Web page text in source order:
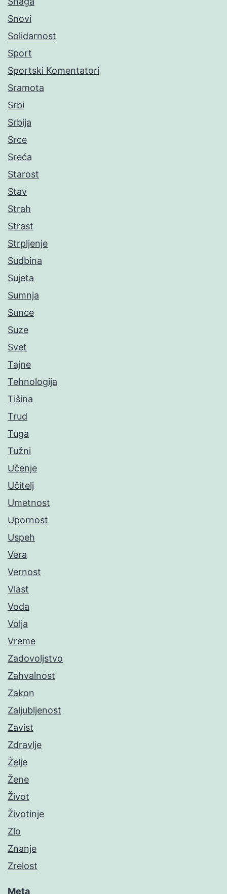
Snovi
Solidarnost
Sport
Sportski Komentatori
Sramota
Srbi
Srbija
Srce
Sreća
Starost
Stav
Strah
Strast
Strpljenje
Sudbina
Sujeta
Sumnja
Sunce
Suze
Svet
Tajne
Tehnologija
Tišina
Trud
Tuga
Tužni
Učenje
Učitelj
Umetnost
Upornost
Uspeh
Vera
Vernost
Vlast
Voda
Volja
Vreme
Zadovoljstvo
Zahvalnost
Zakon
Zaljubljenost
Zavist
Zdravlje
Želje
Žene
Život
Životinje
Zlo
Znanje
Zrelost
Meta